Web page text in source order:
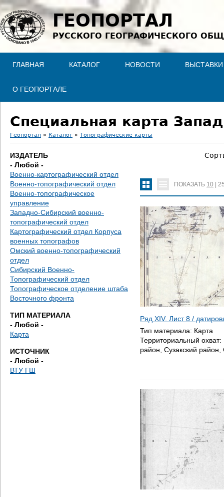
Jump to navigation
ГЕОПОРТАЛ
РУССКОГО ГЕОГРАФИЧЕСКОГО
ГЛАВНАЯ КАТАЛОГ НОВОСТИ ВЫСТАВКИ
О ГЕОПОРТАЛЕ
Специальная карта
В
ы
з
д
е
с
ь
Геопортал » Каталог » Топографические карты
ИЗДАТЕЛЬ
- Любой -
Военно-картографический отдел
Военно-топографический отдел
Военно-топографическое
управление
Западно-Сибирский военно-
топографический отдел
Картографический отдел Корпуса
военных топографов
Омский военно-топографический
отдел
Сибирский Военно-
Топографический отдел
Топографическое отделение штаба
Восточного фронта
ТИП МАТЕРИАЛА
- Любой -
Карта
ИСТОЧНИК
- Любой -
ВТУ ГШ
ПОКАЗАТЬ 10
Ряд XIV. Лист 8 /
Тип материала: Карта
Территориальный охват:
район, Сузакский